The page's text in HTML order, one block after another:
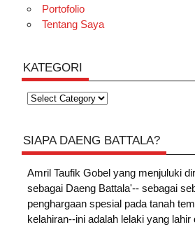
Portofolio
Tentang Saya
KATEGORI
Kategori
SIAPA DAENG BATTALA?
Amril Taufik Gobel yang menjuluki
sebagai Daeng Battala'-- sebagai
penghargaan spesial pada tanah
kelahiran--ini adalah lelaki yang lahir